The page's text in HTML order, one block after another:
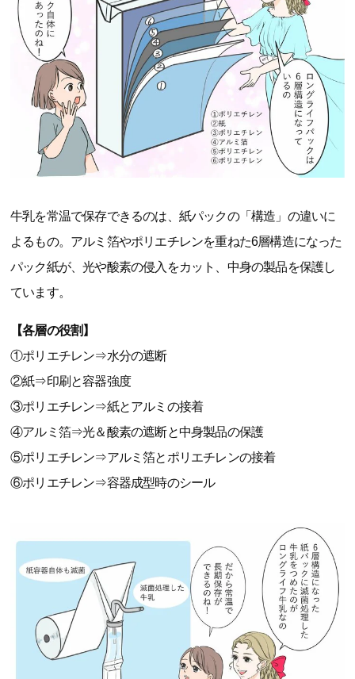
牛乳を常温で保存できるのは、紙パックの「構造」の違いに
よるもの。アルミ箔やポリエチレンを重ねた6層構造になった
パック紙が、光や酸素の侵入をカット、中身の製品を保護し
ています。
【各層の役割】
①ポリエチレン⇒水分の遮断
②紙⇒印刷と容器強度
③ポリエチレン⇒紙とアルミの接着
④アルミ箔⇒光＆酸素の遮断と中身製品の保護
⑤ポリエチレン⇒アルミ箔とポリエチレンの接着
⑥ポリエチレン⇒容器成型時のシール